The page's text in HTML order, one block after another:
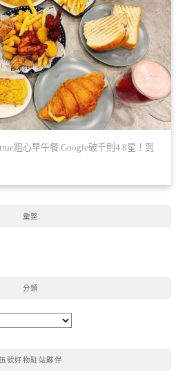
粗心早午餐 Google破千則4.8星！到
彙整
分類
號好物駐站夥伴